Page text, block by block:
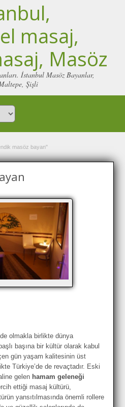
masaj,
Masöz
İstanbul Masöz Bayanlar,
Şişli
masöz bayan"
olmakla birlikte dünya
başına bir kültür olarak kabul
gün yaşam kalitesinin üst
Türkiye’de de revaçtadır. Eski
gelen hamam geleneği
ettiği masaj kültürü,
yansıtılmasında önemli rollere